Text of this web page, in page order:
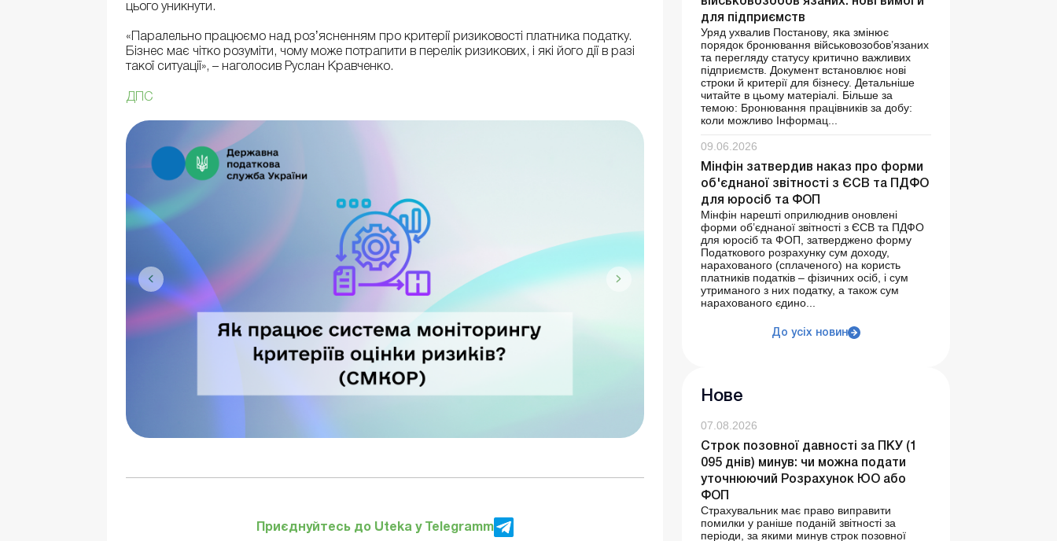
цього уникнути.
«Паралельно працюємо над розʼясненням про критерії ризиковості платника податку.
Бізнес має чітко розуміти, чому може потрапити в перелік ризикових, і які його дії в разі
такої ситуації», – наголосив Руслан Кравченко.
ДПС
Приєднуйтесь до Uteka у Telegramm
для підприємств
Уряд ухвалив Постанову, яка змінює
порядок бронювання військовозобов’язаних
та перегляду статусу критично важливих
підприємств. Документ встановлює нові
строки й критерії для бізнесу. Детальніше
читайте в цьому матеріалі. Більше за
темою: Бронювання працівників за добу:
коли можливо Інформац...
09.06.2026
Мінфін затвердив наказ про форми
об'єднаної звітності з ЄСВ та ПДФО
для юросіб та ФОП
Мінфін нарешті оприлюднив оновлені
форми об’єднаної звітності з ЄСВ та ПДФО
для юросіб та ФОП, затверджено форму
Податкового розрахунку сум доходу,
нарахованого (сплаченого) на користь
платників податків – фізичних осіб, і сум
утриманого з них податку, а також сум
нарахованого єдино...
До усіх новин
Нове
07.08.2026
Строк позовної давності за ПКУ (1
095 днів) минув: чи можна подати
уточнюючий Розрахунок ЮО або
ФОП
Страхувальник має право виправити
помилки у раніше поданій звітності за
періоди, за якими минув строк позовної